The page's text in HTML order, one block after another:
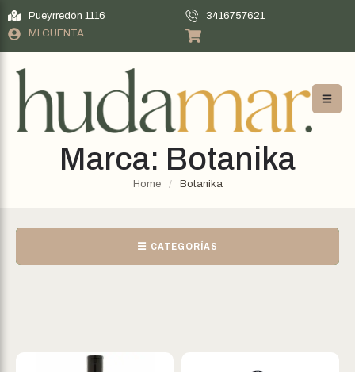
Pueyrredón 1116
3416757621
MI CUENTA
Marca: Botanika
Home / Botanika
☰ CATEGORÍAS